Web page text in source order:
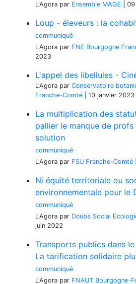
L'Agora par Ensemble MAGE 09
Loup - éleveurs : la
communiqué
L'Agora par FNE Bourgogne
2023
L'appel des libellules -
L'Agora par Conservatoire
Franche-Comté
10 janvier 2023
La multiplication des
pallier le manque de profs
solution
communiqué
L'Agora par FSU Franche-Comté
Ni équité territoriale ou
environnementale pour le
communiqué
L'Agora par Doubs Social
juin 2022
Transports publics dans
La tarification solidaire
communiqué
L'Agora par FNAUT Bourgogne-